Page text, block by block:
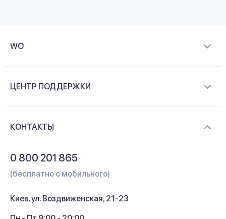
WO
Контакты
ЦЕНТР ПОДДЕРЖКИ
Кэшбек
КОНТАКТЫ
0 800 201 865
(бесплатно с мобильного)
Киев, ул. Воздвиженская, 21-23